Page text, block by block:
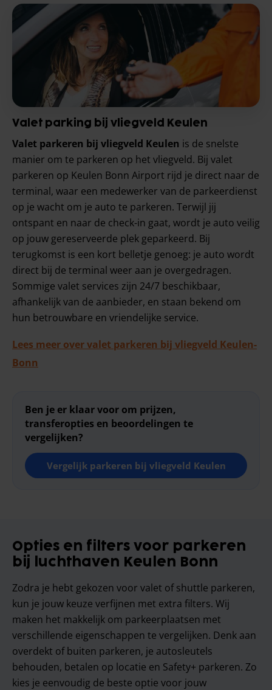
Valet parking bij vliegveld Keulen
Valet parkeren bij vliegveld Keulen is de snelste
manier om te parkeren op het vliegveld. Bij valet
parkeren op Keulen Bonn Airport rijd je direct naar de
terminal, waar een medewerker van de parkeerdienst
op je wacht om je auto te parkeren. Terwijl jij
ontspant en naar de check-in gaat, wordt je auto veilig
op jouw gereserveerde plek geparkeerd. Bij
terugkomst is een kort belletje genoeg: je auto wordt
direct bij de terminal weer aan je overgedragen.
Sommige valet services zijn 24/7 beschikbaar,
afhankelijk van de aanbieder, en staan bekend om
hun betrouwbare en vriendelijke service.
Lees meer over valet parkeren bij vliegveld Keulen-
Bonn
Ben je er klaar voor om prijzen,
transferopties en beoordelingen te
vergelijken?
Vergelijk parkeren bij vliegveld Keulen
Opties en filters voor parkeren
bij luchthaven Keulen Bonn
Zodra je hebt gekozen voor valet of shuttle parkeren,
kun je jouw keuze verfijnen met extra filters. Wij
maken het makkelijk om parkeerplaatsen met
verschillende eigenschappen te vergelijken. Denk aan
overdekt of buiten parkeren, je autosleutels
behouden, betalen op locatie en Safety+ parkeren. Zo
kies je eenvoudig de beste optie voor jouw